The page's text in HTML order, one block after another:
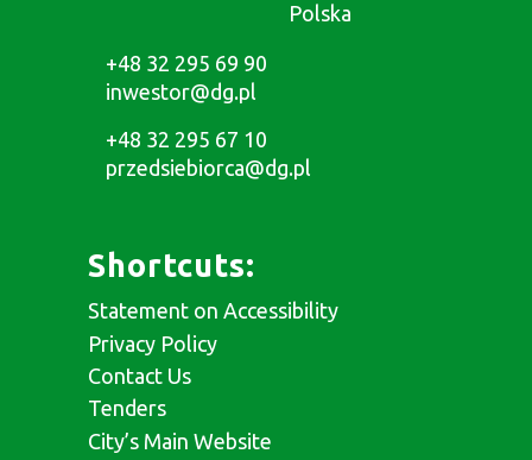
Polska
+48 32 295 69 90
inwestor@dg.pl
+48 32 295 67 10
przedsiebiorca@dg.pl
Shortcuts:
Statement on Accessibility
Privacy Policy
Contact Us
Tenders
City’s Main Website